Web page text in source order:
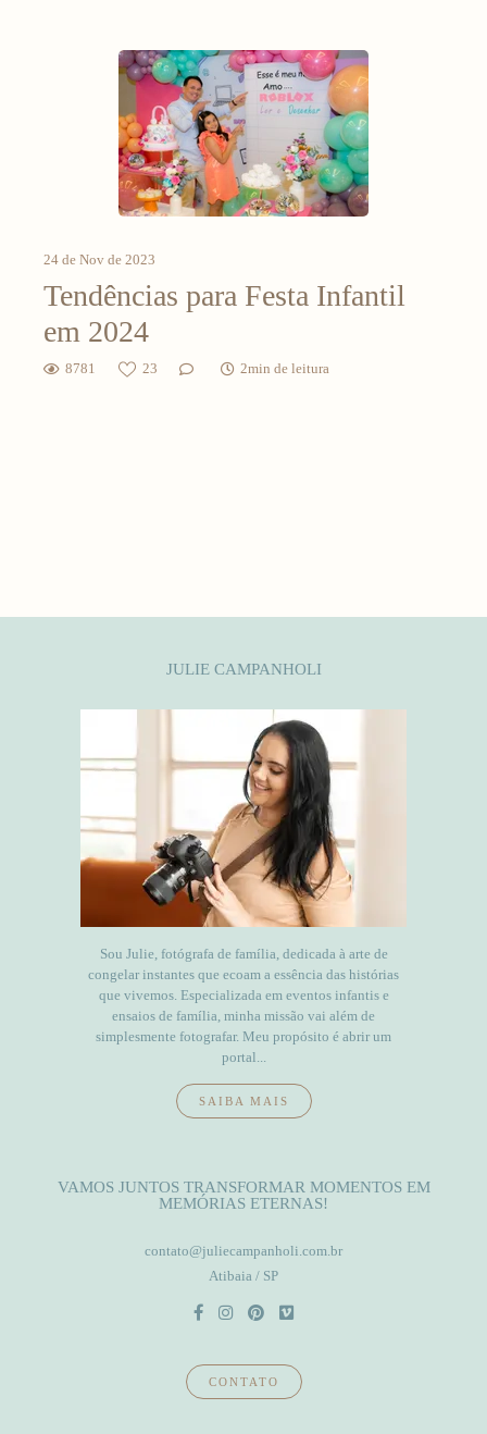
24 de Nov de 2023
Tendências para Festa Infantil
em 2024
8781 23 2min de leitura
JULIE CAMPANHOLI
Sou Julie, fotógrafa de família, dedicada à arte de
congelar instantes que ecoam a essência das histórias
que vivemos. Especializada em eventos infantis e
ensaios de família, minha missão vai além de
simplesmente fotografar. Meu propósito é abrir um
portal...
SAIBA MAIS
VAMOS JUNTOS TRANSFORMAR MOMENTOS EM
MEMÓRIAS ETERNAS!
contato@juliecampanholi.com.br
Atibaia / SP
CONTATO